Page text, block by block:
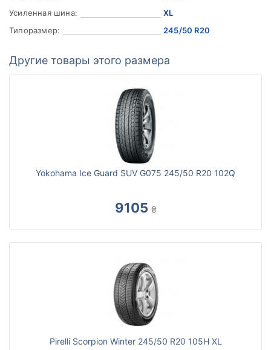
Усиленная шина:
XL
Типоразмер:
245/50 R20
Другие товары этого размера
Yokohama Ice Guard SUV G075 245/50 R20 102Q
9105 ₴
Pirelli Scorpion Winter 245/50 R20 105H XL